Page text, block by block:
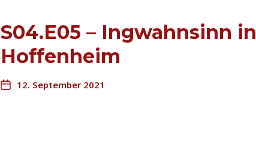
S04.E05 – Ingwahnsinn in
Hoffenheim
12. September 2021